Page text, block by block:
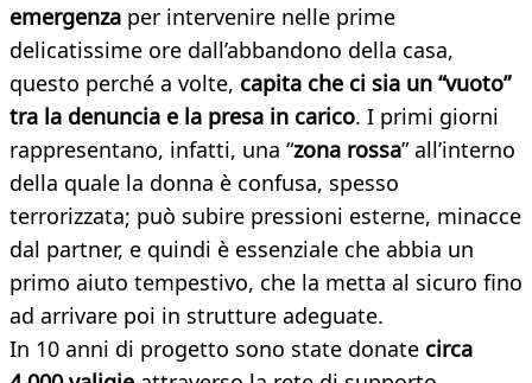
emergenza per intervenire nelle prime
delicatissime ore dall’abbandono della casa,
questo perché a volte, capita che ci sia un “vuoto”
tra la denuncia e la presa in carico. I primi giorni
rappresentano, infatti, una “zona rossa” all’interno
della quale la donna è confusa, spesso
terrorizzata; può subire pressioni esterne, minacce
dal partner, e quindi è essenziale che abbia un
primo aiuto tempestivo, che la metta al sicuro fino
ad arrivare poi in strutture adeguate.
In 10 anni di progetto sono state donate circa